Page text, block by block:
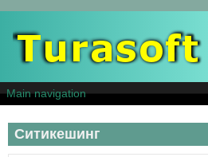
Main navigation
Ситикешинг